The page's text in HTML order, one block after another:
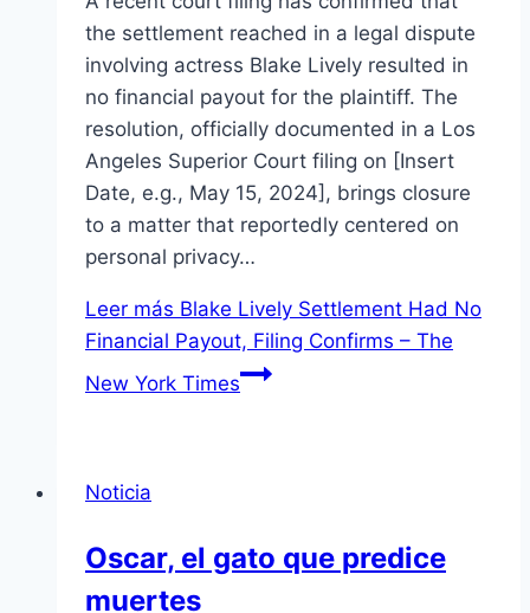
the settlement reached in a legal dispute
involving actress Blake Lively resulted in
no financial payout for the plaintiff. The
resolution, officially documented in a Los
Angeles Superior Court filing on [Insert
Date, e.g., May 15, 2024], brings closure
to a matter that reportedly centered on
personal privacy…
Leer más Blake Lively Settlement Had No
Financial Payout, Filing Confirms – The
New York Times
Noticia
Oscar, el gato que predice
muertes